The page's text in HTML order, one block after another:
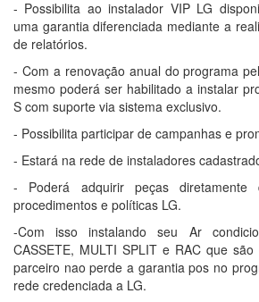
- Possibilita ao instalador VIP LG
uma garantia diferenciada mediante a
de relatórios.
- Com a renovação anual do programa
mesmo poderá ser habilitado a instalar
S com suporte via sistema exclusivo.
- Possibilita participar de campanhas e
- Estará na rede de instaladores
- Poderá adquirir peças
procedimentos e políticas LG.
-Com isso instalando seu Ar
CASSETE, MULTI SPLIT e RAC que
parceiro nao perde a garantia pos no
rede credenciada a LG.